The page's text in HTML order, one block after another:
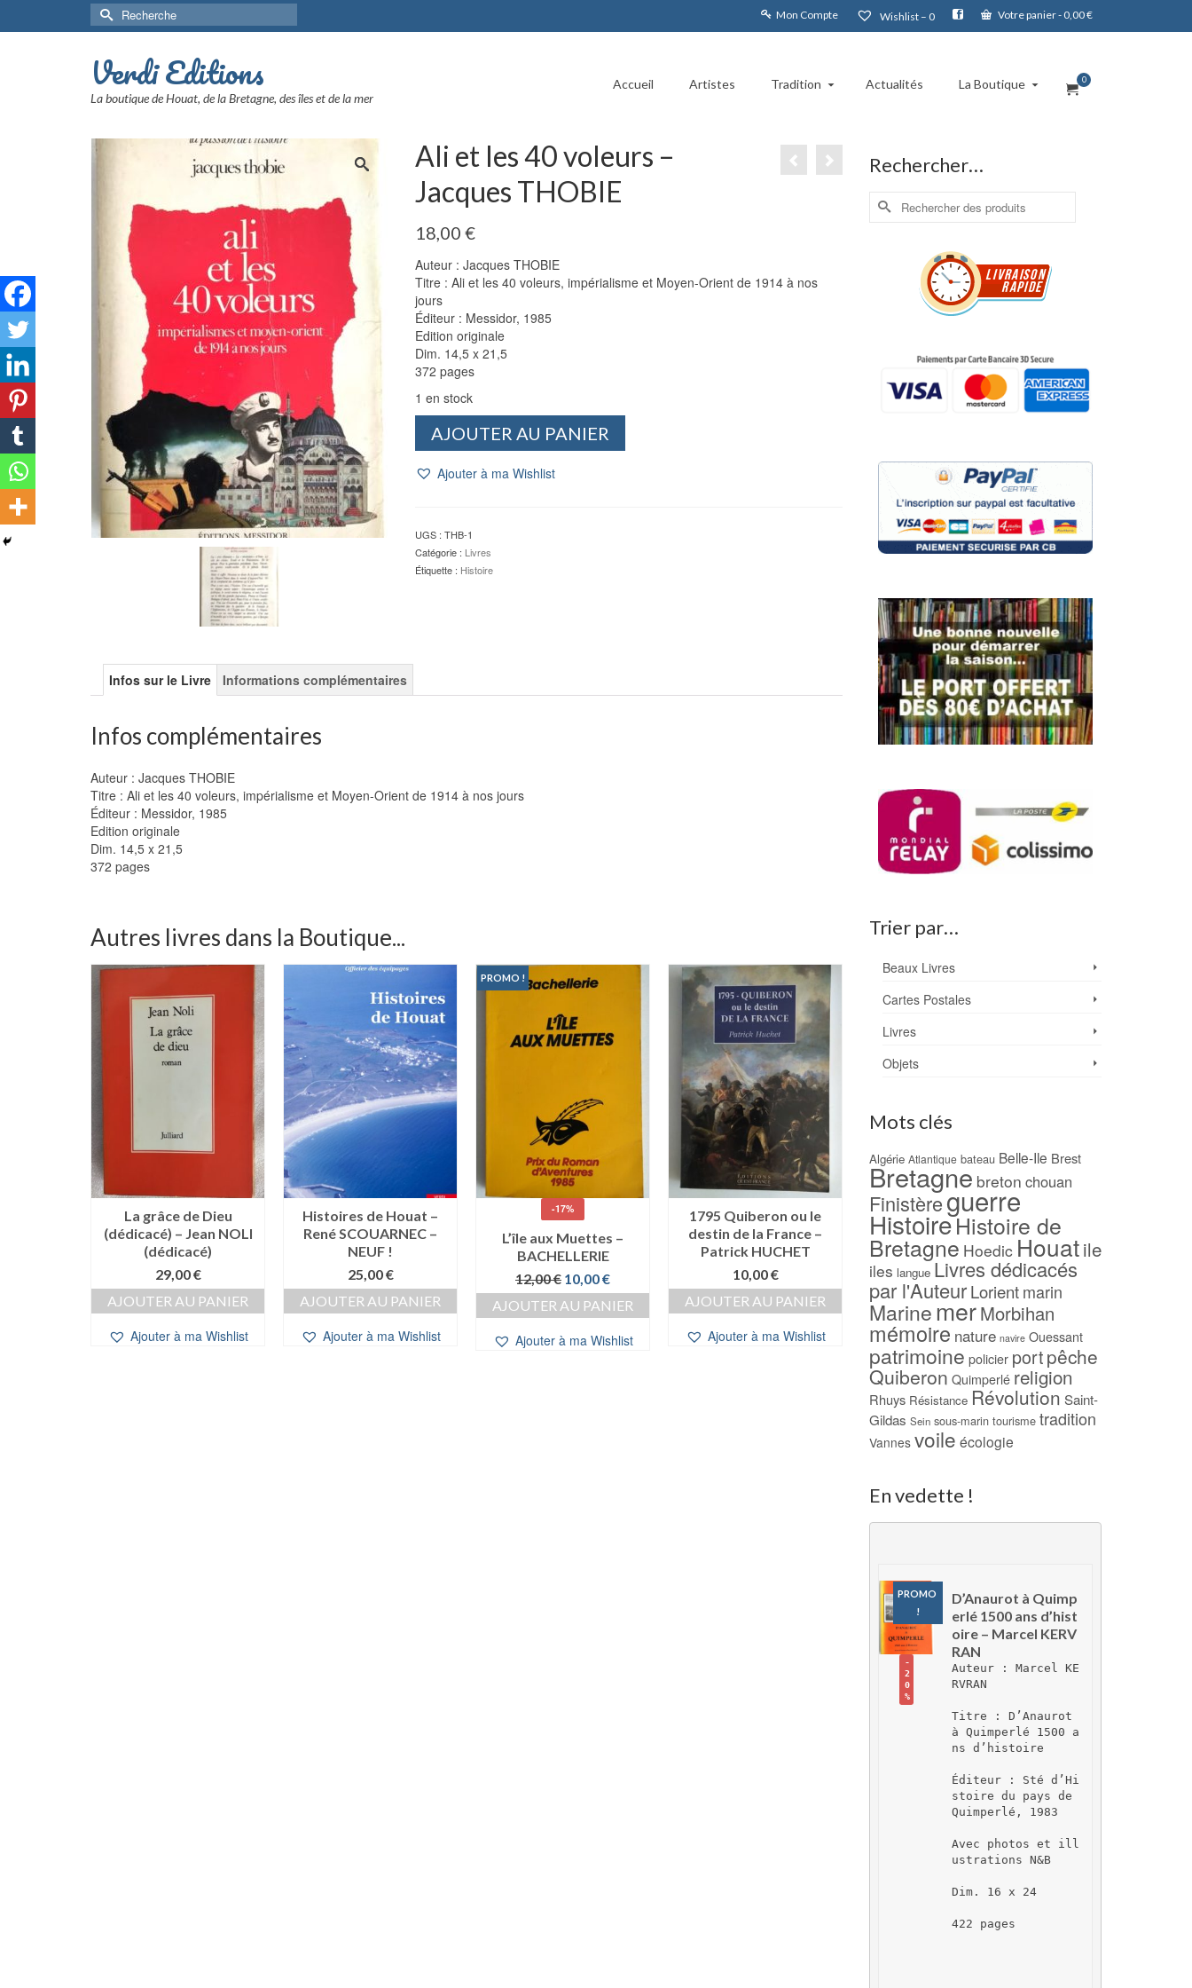
Mon Compte Wishlist – 0 Votre panier- 0,00€
Rechercher :
Verdi Editions
La boutique de Houat, de la Bretagne, des îles et de la mer
Accueil Artistes Tradition Actualités La Boutique 0
Ali et les 40 voleurs –
Jacques THOBIE
18,00 €
Auteur : Jacques THOBIE
Titre : Ali et les 40 voleurs, impérialisme et Moyen-Orient de 1914 à nos
jours
Éditeur : Messidor, 1985
Edition originale
Dim. 14,5 x 21,5
372 pages
1 en stock
et
voleurs
-
Jacques
AJOUTER AU PANIER
Ajouter à ma Wishlist
UGS : THB-1
Catégorie : Livres
Étiquette : Histoire
Infos sur le Livre Informations complémentaires
Infos complémentaires
Auteur : Jacques THOBIE
Titre : Ali et les 40 voleurs, impérialisme et Moyen-Orient de 1914 à nos jours
Éditeur : Messidor, 1985
Edition originale
Dim. 14,5 x 21,5
372 pages
Autres livres dans la Boutique...
La grâce de Dieu
(dédicacé) – Jean NOLI
(dédicacé)
29,00€
AJOUTER AU PANIER
Ajouter à ma Wishlist
Histoires de Houat –
René SCOUARNEC –
NEUF !
25,00€
AJOUTER AU PANIER
Ajouter à ma Wishlist
PROMO !
-17%
L’île aux Muettes –
BACHELLERIE
12,00€ Le
prix
initial
12,00 €.
10,00€Le
prix
actuel
10,00 €.
AJOUTER AU PANIER
Ajouter à ma Wishlist
1795 Quiberon ou le
destin de la France –
Patrick HUCHET
10,00€
AJOUTER AU PANIER
Ajouter à ma Wishlist
La rue des bons
apôtres –
BACHELLERIE
6,00€
AJOUTER AU PANIER
Ajouter à ma Wishlist
AJOUTER AU
Rechercher…
Rechercher :
Trier par…
Beaux Livres
Cartes Postales
Livres
Objets
Mots clés
Algérie Atlantique bateau Belle-Ile Brest
Bretagne breton chouan
Finistèreguerre
HistoireHistoire de
Bretagne Hoedic Houatile
iles langue Livres dédicacés
par l'Auteur Lorient marin
Marine merMorbihan
mémoire nature navire Ouessant
patrimoine policier portpêche
Quiberon Quimperlé religion
Rhuys Résistance Révolution Saint-
Gildas Sein sous-marin tourisme tradition
Vannes voile écologie
En vedette !
PROMO
!
-
2
0
%
D’Anaurot à Quimp
erlé 1500 ans d’hist
oire – Marcel KERV
RAN
Auteur : Marcel KE
RVRAN
Titre : D’Anaurot
à Quimperlé 1500 a
ns d’histoire
Éditeur : Sté d’Hi
stoire du pays de
Quimperlé, 1983
Avec photos et ill
ustrations N&B
Dim. 16 x 24
422 pages